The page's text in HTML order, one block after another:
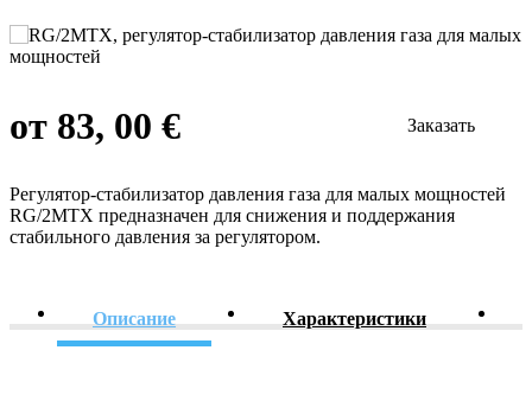
от 83, 00 € Заказать
Регулятор-стабилизатор давления газа для малых мощностей
RG/2MТX предназначен для снижения и поддержания
стабильного давления за регулятором.
Описание Характеристики